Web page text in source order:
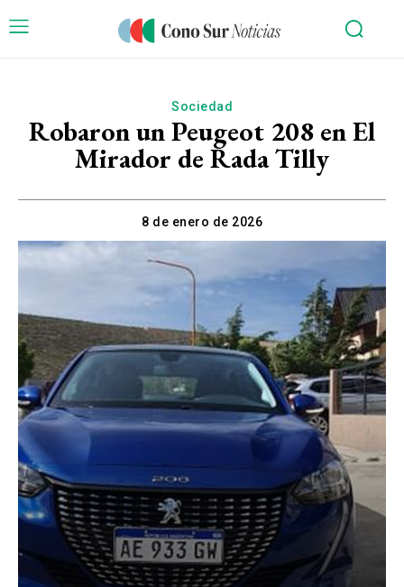
Sociedad
Robaron un Peugeot 208 en El
Mirador de Rada Tilly
8 de enero de 2026